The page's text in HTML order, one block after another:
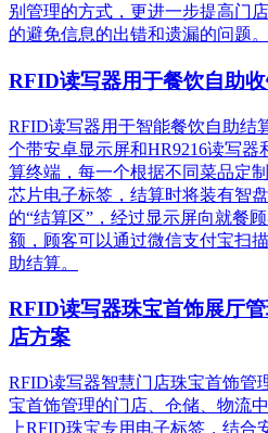
别管理的方式，更进一步提高门
的避免信息的出错和遗漏的问题。
RFID读写器用于餐饮自助
RFID读写器用于智能餐饮自助结
个带安卓显示屏和HR9216读写
算终端，每一个根据不同菜品定
芯片电子标签，结算时将装有智
的“结算区”，经过显示屏向就餐
额，顾客可以通过微信支付宝扫
助结算。
RFID读写器珠宝首饰展厅
店方案
RFID读写器智慧门店珠宝首饰管
宝首饰管理的门店、仓储、物流
上RFID珠宝专用电子标签，结合